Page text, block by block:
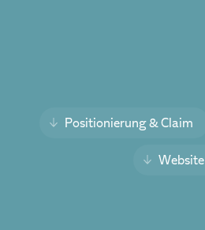
Positionierung & Claim
Website